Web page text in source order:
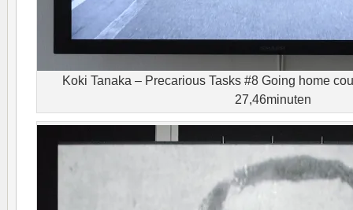
Koki Tanaka – Precarious Tasks #8 Going home
27,46minuten